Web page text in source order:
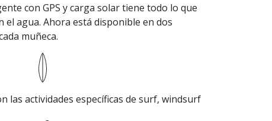
con GPS y carga solar tiene todo lo que
el agua. Ahora está disponible en dos
muñeca.
las actividades específicas de surf, windsurf